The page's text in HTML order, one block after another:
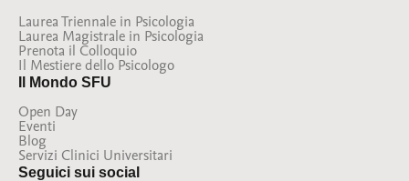
Laurea Triennale in Psicologia
Laurea Magistrale in Psicologia
Prenota il Colloquio
Il Mestiere dello Psicologo
Il Mondo SFU
Open Day
Eventi
Blog
Servizi Clinici Universitari
Seguici sui social